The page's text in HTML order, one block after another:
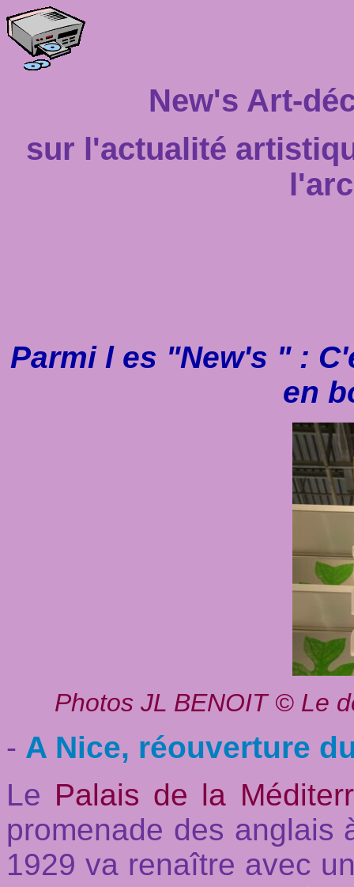
New's Art-
sur l'actualité
Parmi l es "New's " :
en
Photos JL BENOIT © Le
- A Nice, réouverture
Le Palais de la
promenade des anglais
1929 va renaître avec